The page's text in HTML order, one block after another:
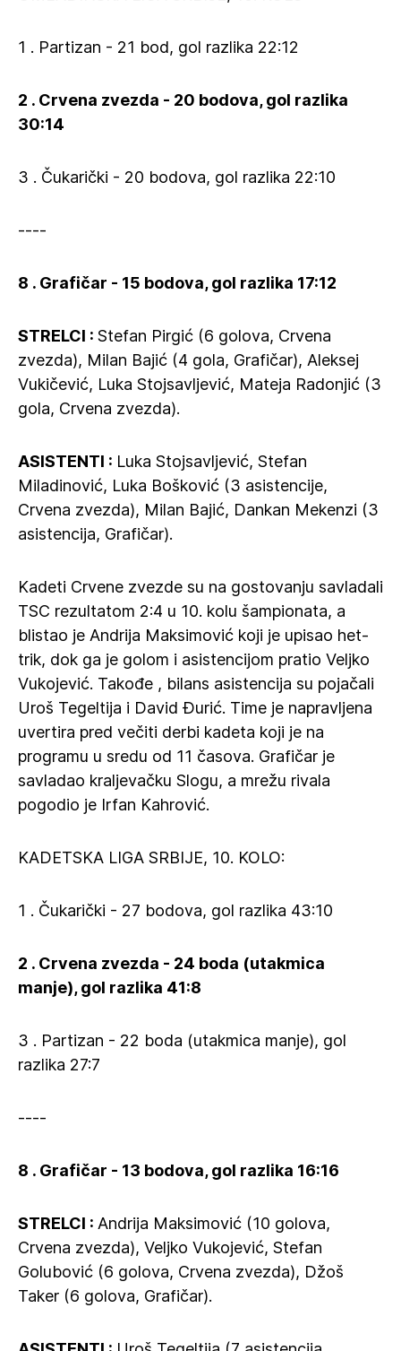
1 . Partizan - 21 bod, gol razlika 22:12
2 . Crvena zvezda - 20 bodova, gol razlika
30:14
3 . Čukarički - 20 bodova, gol razlika 22:10
----
8 . Grafičar - 15 bodova, gol razlika 17:12
STRELCI : Stefan Pirgić (6 golova, Crvena
zvezda), Milan Bajić (4 gola, Grafičar), Aleksej
Vukičević, Luka Stojsavljević, Mateja Radonjić (3
gola, Crvena zvezda).
ASISTENTI : Luka Stojsavljević, Stefan
Miladinović, Luka Bošković (3 asistencije,
Crvena zvezda), Milan Bajić, Dankan Mekenzi (3
asistencija, Grafičar).
Kadeti Crvene zvezde su na gostovanju savladali
TSC rezultatom 2:4 u 10. kolu šampionata, a
blistao je Andrija Maksimović koji je upisao het-
trik, dok ga je golom i asistencijom pratio Veljko
Vukojević. Takođe , bilans asistencija su pojačali
Uroš Tegeltija i David Đurić. Time je napravljena
uvertira pred večiti derbi kadeta koji je na
programu u sredu od 11 časova. Grafičar je
savladao kraljevačku Slogu, a mrežu rivala
pogodio je Irfan Kahrović.
KADETSKA LIGA SRBIJE, 10. KOLO:
1 . Čukarički - 27 bodova, gol razlika 43:10
2 . Crvena zvezda - 24 boda (utakmica
manje), gol razlika 41:8
3 . Partizan - 22 boda (utakmica manje), gol
razlika 27:7
----
8 . Grafičar - 13 bodova, gol razlika 16:16
STRELCI : Andrija Maksimović (10 golova,
Crvena zvezda), Veljko Vukojević, Stefan
Golubović (6 golova, Crvena zvezda), Džoš
Taker (6 golova, Grafičar).